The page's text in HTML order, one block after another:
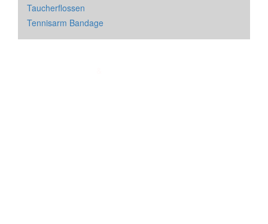
Taucherflossen
Tennisarm Bandage